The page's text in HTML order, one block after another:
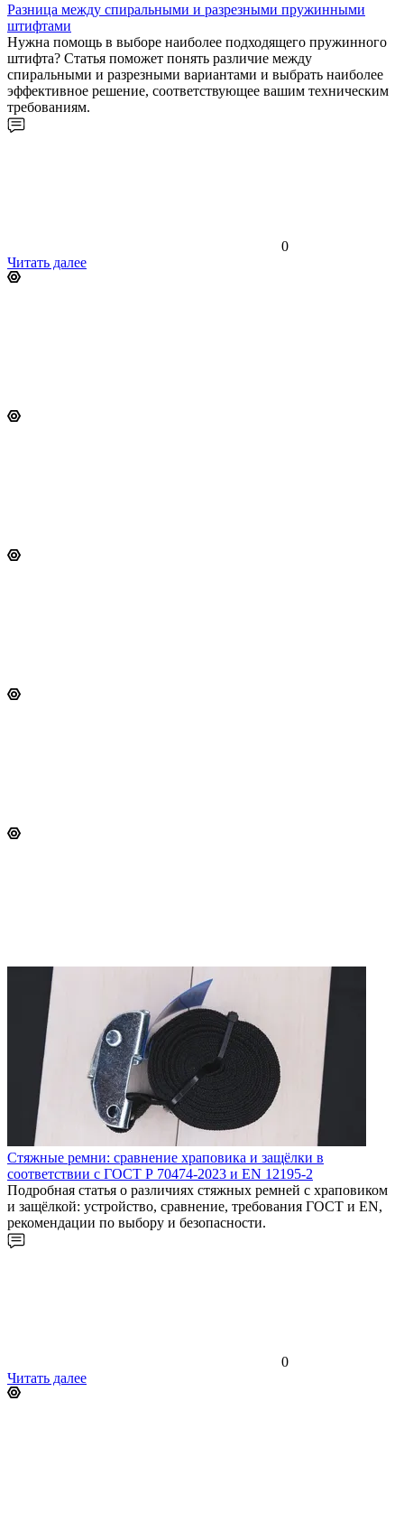
Разница между спиральными и разрезными пружинными
штифтами
Нужна помощь в выборе наиболее подходящего пружинного
штифта? Статья поможет понять различие между
спиральными и разрезными вариантами и выбрать наиболее
эффективное решение, соответствующее вашим техническим
требованиям.
0
Читать далее
Стяжные ремни: сравнение храповика и защёлки в
соответствии с ГОСТ Р 70474-2023 и EN 12195-2
Подробная статья о различиях стяжных ремней с храповиком
и защёлкой: устройство, сравнение, требования ГОСТ и EN,
рекомендации по выбору и безопасности.
0
Читать далее